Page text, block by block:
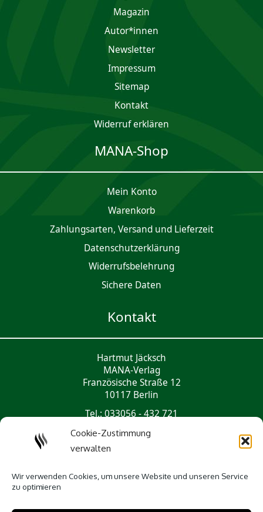
Cookie-Zustimmung
verwalten
Wir verwenden Cookies, um unsere Website und unseren Service
zu optimieren
Magazin
Autor*innen
Newsletter
Impres­sum
Sitemap
Kontakt
Widerruf erklären
MANA-Shop
Mein Konto
Waren­korb
Zahlungsarten, Versand und Lieferzeit
Daten­schutz­er­klärung
Widerrufsbelehrung
Sichere Daten
Kontakt
Hartmut Jäcksch
MANA-Verlag
Französische Straße 12
10117 Berlin
Tel.: 033056 - 432 721
Social Media